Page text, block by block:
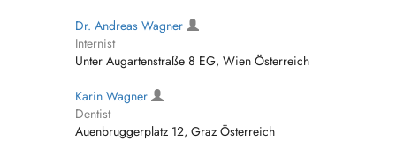
Dr. Andreas Wagner
Internist
Unter Augartenstraße 8 EG, Wien Österreich
Karin Wagner
Dentist
Auenbruggerplatz 12, Graz Österreich